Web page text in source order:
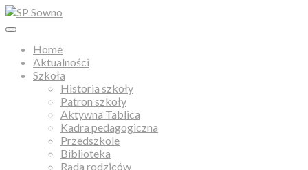
Home
Aktualności
Szkoła
Historia szkoły
Patron szkoły
Aktywna Tablica
Kadra pedagogiczna
Przedszkole
Biblioteka
Rada rodziców